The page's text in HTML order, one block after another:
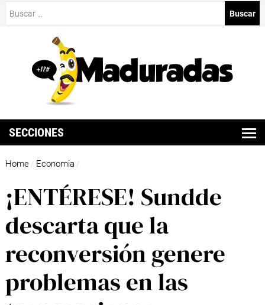
SECCIONES
Home / Economia /
¡ENTÉRESE! Sundde
descarta que la
reconversión genere
problemas en las